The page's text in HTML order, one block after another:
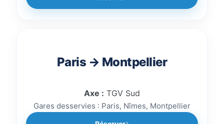
Paris → Montpellier
Axe : TGV Sud
Gares desservies : Paris, Nîmes, Montpellier